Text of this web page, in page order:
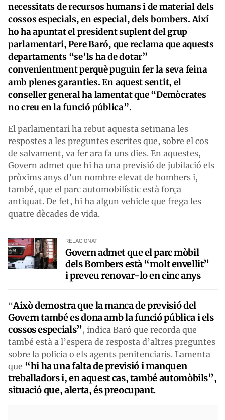
necessitats de recursos humans i de material dels
cossos especials, en especial, dels bombers. Així
ho ha apuntat el president suplent del grup
parlamentari, Pere Baró, que reclama que aquests
departaments “se’ls ha de dotar”
convenientment perquè puguin fer la seva feina
amb plenes garanties. En aquest sentit, el
conseller general ha lamentat que “Demòcrates
no creu en la funció pública”.
El parlamentari ha rebut aquesta setmana les
respostes a les preguntes escrites que, sobre el cos
de salvament, va fer ara fa uns dies. En aquestes,
Govern admet que hi ha una previsió de jubilació els
pròxims anys d’un nombre elevat de bombers i,
també, que el parc automobilístic està força
antiquat. De fet, hi ha algun vehicle que frega les
quatre dècades de vida.
RELACIONAT
Govern admet que el parc mòbil
dels Bombers està “molt envellit”
i preveu renovar-lo en cinc anys
“Això demostra que la mancade previsió del
Governtambé es dona amb la funció pública i els
cossos especials”, indica Baró que recorda que
també està a l’espera de resposta d’altres preguntes
sobre la policia o els agents penitenciaris. Lamenta
que “hi ha una falta de previsió i manquen
treballadors i, en aquest cas, també automòbils”,
situació que, alerta, és preocupant.